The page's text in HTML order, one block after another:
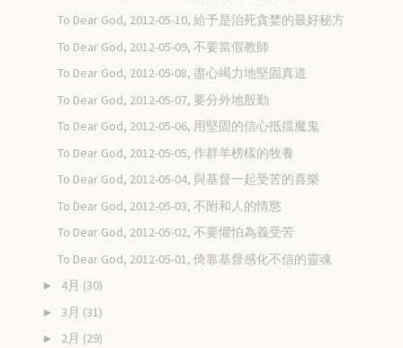
To Dear God, 2012-05-10, 給予是治死貪婪的最好秘方
To Dear God, 2012-05-09, 不要當假教師
To Dear God, 2012-05-08, 盡心竭力地堅固真道
To Dear God, 2012-05-07, 要分外地殷勤
To Dear God, 2012-05-06, 用堅固的信心抵擋魔鬼
To Dear God, 2012-05-05, 作群羊榜樣的牧養
To Dear God, 2012-05-04, 與基督一起受苦的喜樂
To Dear God, 2012-05-03, 不附和人的情慾
To Dear God, 2012-05-02, 不要懼怕為義受苦
To Dear God, 2012-05-01, 倚靠基督感化不信的靈魂
► 4月 (30)
► 3月 (31)
► 2月 (29)